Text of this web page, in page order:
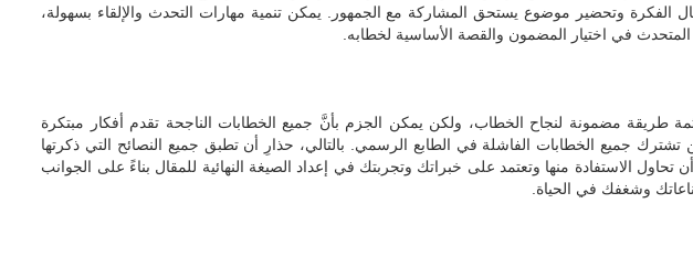
الفكرة وتحضير موضوع يستحق المشاركة مع الجمهور. يمكن تنمية مهارات التحدث والإلقاء بسهولة،
في اختيار المضمون والقصة الأساسية لخطابه.
طريقة مضمونة لنجاح الخطاب، ولكن يمكن الجزم بأنَّ جميع الخطابات الناجحة تقدم أفكار مبتكرة
جميع الخطابات الفاشلة في الطابع الرسمي. بالتالي، حذارِ أن تطبق جميع النصائح التي ذكرتها
تحاول الاستفادة منها وتعتمد على خبراتك وتجربتك في إعداد الصيغة النهائية للمقال بناءً على الجوانب
وشغفك في الحياة.